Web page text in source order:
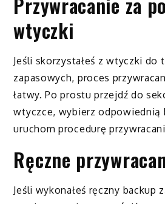
wtyczki
Jeśli skorzystałeś z wtyczki do
zapasowych, proces
łatwy. Po prostu przejdź do
wtyczce, wybierz odpowiednią
uruchom procedurę
Ręczne
Jeśli wykonałeś ręczny backup